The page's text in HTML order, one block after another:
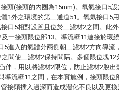
頭(接頭的內圈為15mm)。氧氣接口5
1外之環境的第二通道51。氧氣接口5
口5相對設置且位於二濾材2之間。此
一接頭限位部13。導流壁11連接於環
5進入的氣體分兩側朝二濾材2方向導流
間使二濾材2保持間隔。多個限位塊12
伸，用以將濾材2限位，防止濾材2脫出
導流壁11之間，在本實施例，接頭限位
接頭插入過深而造成濕化不良以及更